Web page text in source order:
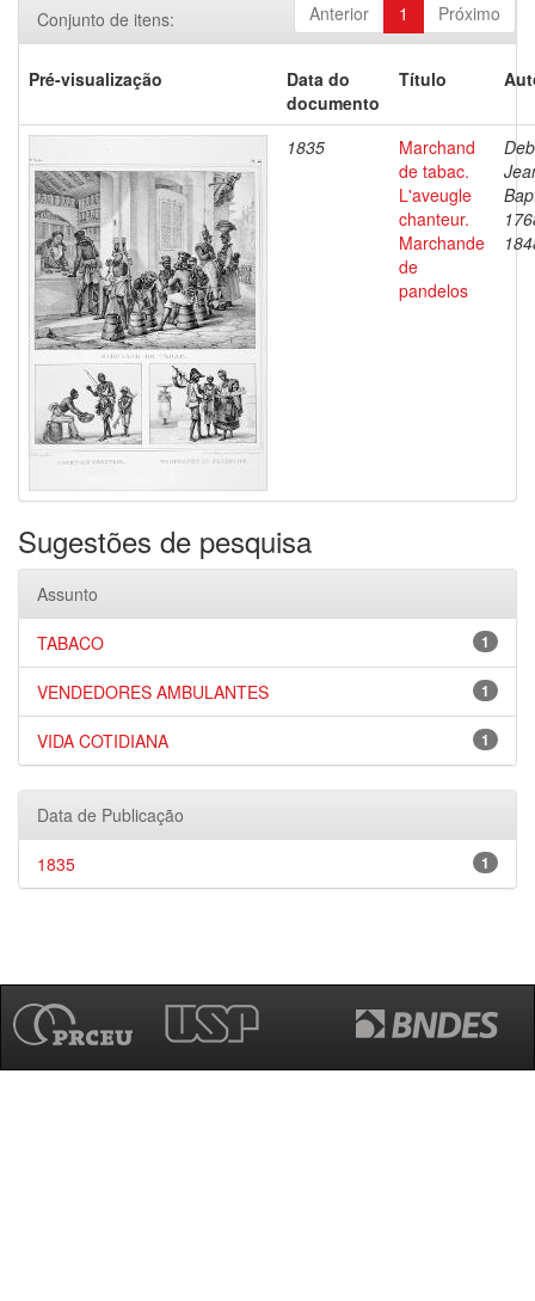
Anterior 1 Próximo
Conjunto de itens:
Pré-visualização
Data do
documento
Título
1835
Marchand
de tabac.
L'aveugle
chanteur.
Marchande
de
pandelos
Sugestões de pesquisa
Assunto
1
TABACO
1
VENDEDORES AMBULANTES
1
VIDA COTIDIANA
Data de Publicação
1
1835